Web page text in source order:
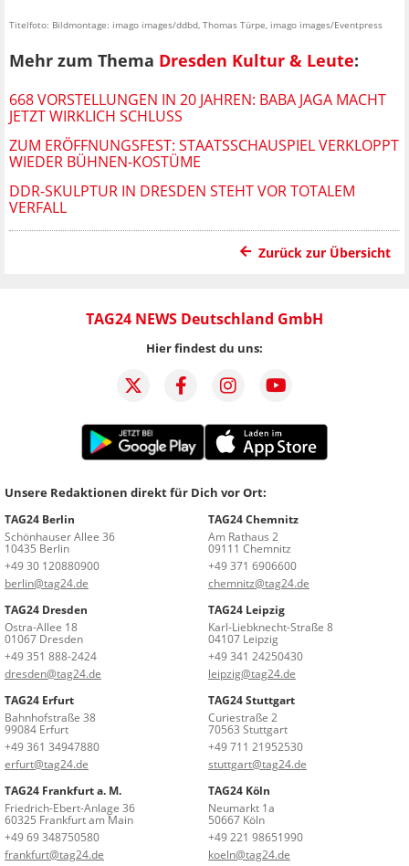
Titelfoto: Bildmontage: imago images/ddbd, Thomas Türpe, imago images/Eventpress
Mehr zum Thema Dresden Kultur & Leute:
668 VORSTELLUNGEN IN 20 JAHREN: BABA JAGA MACHT
JETZT WIRKLICH SCHLUSS
ZUM ERÖFFNUNGSFEST: STAATSSCHAUSPIEL VERKLOPPT
WIEDER BÜHNEN-KOSTÜME
DDR-SKULPTUR IN DRESDEN STEHT VOR TOTALEM
VERFALL
Zurück zur Übersicht
TAG24 NEWS Deutschland GmbH
Hier findest du uns:
Unsere Redaktionen direkt für Dich vor Ort:
TAG24 Berlin
Schönhauser Allee 36
10435 Berlin
+49 30 120880900
berlin@tag24.de
TAG24 Chemnitz
Am Rathaus 2
09111 Chemnitz
+49 371 6906600
chemnitz@tag24.de
TAG24 Dresden
Ostra-Allee 18
01067 Dresden
+49 351 888-2424
dresden@tag24.de
TAG24 Leipzig
Karl-Liebknecht-Straße 8
04107 Leipzig
+49 341 24250430
leipzig@tag24.de
TAG24 Erfurt
Bahnhofstraße 38
99084 Erfurt
+49 361 34947880
erfurt@tag24.de
TAG24 Stuttgart
Curiestraße 2
70563 Stuttgart
+49 711 21952530
stuttgart@tag24.de
TAG24 Frankfurt a. M.
Friedrich-Ebert-Anlage 36
60325 Frankfurt am Main
+49 69 348750580
frankfurt@tag24.de
TAG24 Köln
Neumarkt 1a
50667 Köln
+49 221 98651990
koeln@tag24.de